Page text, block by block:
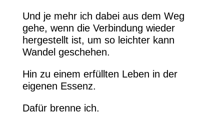
Und je mehr ich dabei aus dem Weg
gehe, wenn die Verbindung wieder
hergestellt ist, um so leichter kann
Wandel geschehen.
Hin zu einem erfüllten Leben in der
eigenen Essenz.
Dafür brenne ich.